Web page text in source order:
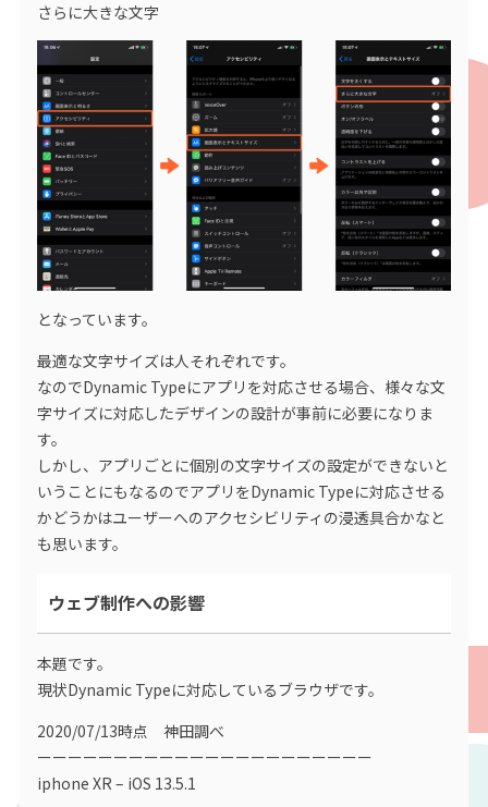
さらに大きな文字
となっています。
最適な文字サイズは人それぞれです。
なのでDynamic Typeにアプリを対応させる場合、様々な文
字サイズに対応したデザインの設計が事前に必要になりま
す。
しかし、アプリごとに個別の文字サイズの設定ができないと
いうことにもなるのでアプリをDynamic Typeに対応させる
かどうかはユーザーへのアクセシビリティの浸透具合かなと
も思います。
ウェブ制作への影響
本題です。
現状Dynamic Typeに対応しているブラウザです。
2020/07/13時点 神田調べ
ーーーーーーーーーーーーーーーーーーーーーー
iphone XR – iOS 13.5.1